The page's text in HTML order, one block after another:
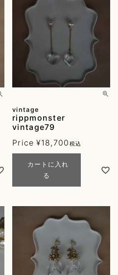
vintage
rippmonster
vintage79
Price ¥18,700 税込
カートに入れ
る